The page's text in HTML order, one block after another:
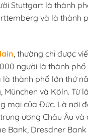
Stuttgart là thành
và là thành
, thường chỉ được
người là thành
là thành phố lớn thứ
München và Köln. Từ
mại của Đức. Là nơi
ương Châu Âu và
Bank, Dresdner Bank